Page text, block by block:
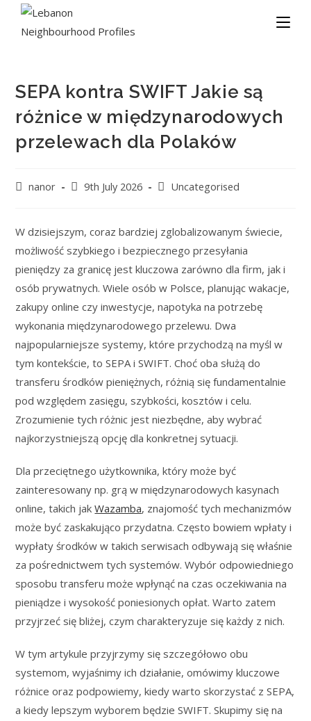
SEPA kontra SWIFT Jakie są
różnice w międzynarodowych
przelewach dla Polaków
nanor 9th July 2026 Uncategorised
W dzisiejszym, coraz bardziej zglobalizowanym świecie,
możliwość szybkiego i bezpiecznego przesyłania
pieniędzy za granicę jest kluczowa zarówno dla firm, jak i
osób prywatnych. Wiele osób w Polsce, planując wakacje,
zakupy online czy inwestycje, napotyka na potrzebę
wykonania międzynarodowego przelewu. Dwa
najpopularniejsze systemy, które przychodzą na myśl w
tym kontekście, to SEPA i SWIFT. Choć oba służą do
transferu środków pieniężnych, różnią się fundamentalnie
pod względem zasięgu, szybkości, kosztów i celu.
Zrozumienie tych różnic jest niezbędne, aby wybrać
najkorzystniejszą opcję dla konkretnej sytuacji.
Dla przeciętnego użytkownika, który może być
zainteresowany np. grą w międzynarodowych kasynach
online, takich jakWazamba, znajomość tych mechanizmów
może być zaskakująco przydatna. Często bowiem wpłaty i
wypłaty środków w takich serwisach odbywają się właśnie
za pośrednictwem tych systemów. Wybór odpowiedniego
sposobu transferu może wpłynąć na czas oczekiwania na
pieniądze i wysokość poniesionych opłat. Warto zatem
przyjrzeć się bliżej, czym charakteryzuje się każdy z nich.
W tym artykule przyjrzymy się szczegółowo obu
systemom, wyjaśnimy ich działanie, omówimy kluczowe
różnice oraz podpowiemy, kiedy warto skorzystać z SEPA,
a kiedy lepszym wyborem będzie SWIFT. Skupimy się na